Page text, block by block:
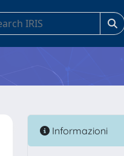
Informazioni